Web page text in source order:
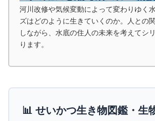
河川改修や気候変動によって変わりゆく
ズはどのように生きていくのか。人との
しながら、水底の住人の未来を考えてシ
ります。
📊 せいかつ生き物図鑑・生